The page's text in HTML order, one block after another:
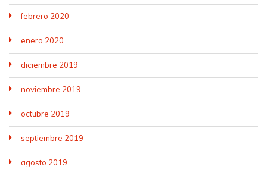
febrero 2020
enero 2020
diciembre 2019
noviembre 2019
octubre 2019
septiembre 2019
agosto 2019